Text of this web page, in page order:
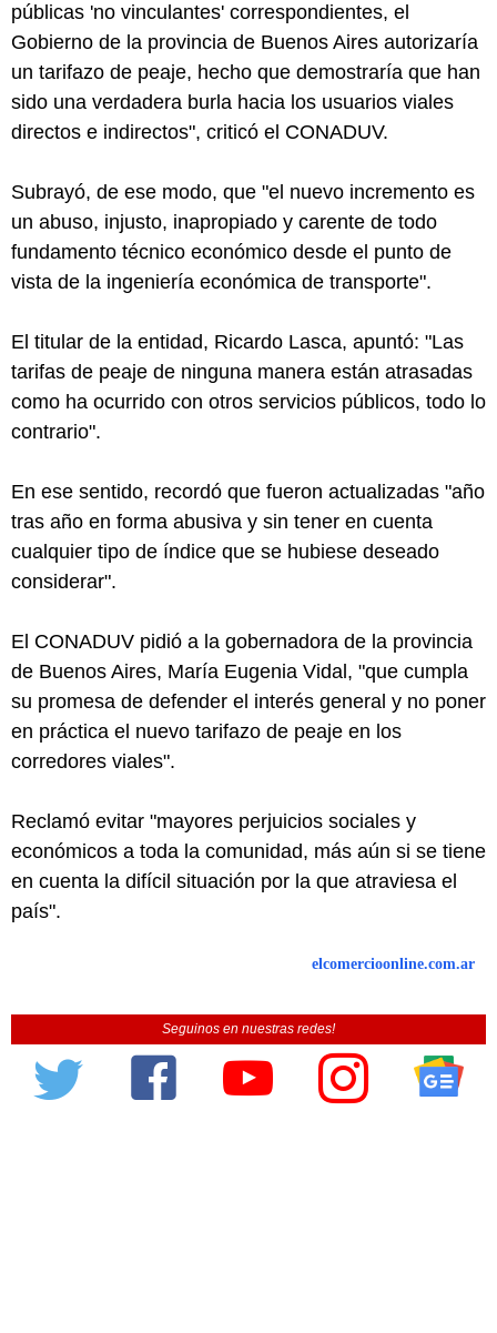
públicas 'no vinculantes' correspondientes, el
Gobierno de la provincia de Buenos Aires autorizaría
un tarifazo de peaje, hecho que demostraría que han
sido una verdadera burla hacia los usuarios viales
directos e indirectos", criticó el CONADUV.
Subrayó, de ese modo, que "el nuevo incremento es
un abuso, injusto, inapropiado y carente de todo
fundamento técnico económico desde el punto de
vista de la ingeniería económica de transporte".
El titular de la entidad, Ricardo Lasca, apuntó: "Las
tarifas de peaje de ninguna manera están atrasadas
como ha ocurrido con otros servicios públicos, todo lo
contrario".
En ese sentido, recordó que fueron actualizadas "año
tras año en forma abusiva y sin tener en cuenta
cualquier tipo de índice que se hubiese deseado
considerar".
El CONADUV pidió a la gobernadora de la provincia
de Buenos Aires, María Eugenia Vidal, "que cumpla
su promesa de defender el interés general y no poner
en práctica el nuevo tarifazo de peaje en los
corredores viales".
Reclamó evitar "mayores perjuicios sociales y
económicos a toda la comunidad, más aún si se tiene
en cuenta la difícil situación por la que atraviesa el
país".
elcomercioonline.com.ar
Seguinos en nuestras redes!